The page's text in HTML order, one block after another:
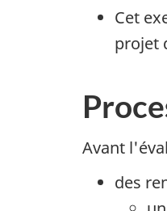
Cet
projet
Avant
des